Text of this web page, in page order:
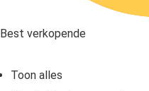
Best verkopende
Toon alles